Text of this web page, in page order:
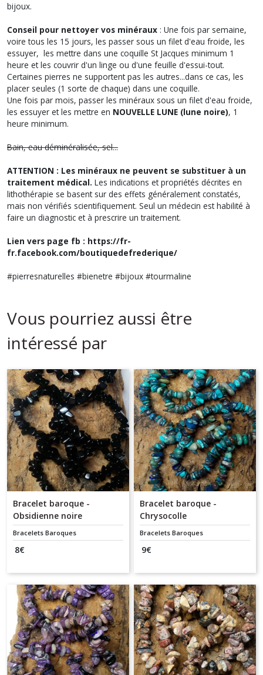
bijoux.
Conseil pour nettoyer vos minéraux : Une fois par semaine,
voire tous les 15 jours, les passer sous un filet d'eau froide, les
essuyer, les mettre dans une coquille St Jacques minimum 1
heure et les couvrir d'un linge ou d'une feuille d'essui-tout.
Certaines pierres ne supportent pas les autres...dans ce cas, les
placer seules (1 sorte de chaque) dans une coquille.
Une fois par mois, passer les minéraux sous un filet d'eau froide,
les essuyer et les mettre en NOUVELLE LUNE (lune noire), 1
heure minimum.
Bain, eau déminéralisée, sel...
ATTENTION : Les minéraux ne peuvent se substituer à un
traitement médical. Les indications et propriétés décrites en
lithothérapie se basent sur des effets généralement constatés,
mais non vérifiés scientifiquement. Seul un médecin est habilité à
faire un diagnostic et à prescrire un traitement.
Lien vers page fb : https://fr-
fr.facebook.com/boutiquedefrederique/
#pierresnaturelles #bienetre #bijoux #tourmaline
Vous pourriez aussi être
intéressé par
Bracelet baroque -
Obsidienne noire
Bracelets Baroques
8€
Bracelet baroque -
Chrysocolle
Bracelets Baroques
9€